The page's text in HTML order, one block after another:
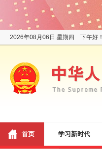
2026年08月06日 星期四 下午好！
首页 学习新时代